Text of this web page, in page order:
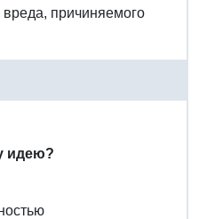
причиняемого
идею?